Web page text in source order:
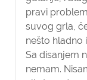
pravi
suvog grla,
nešto hladno
Sa disanjem
nemam.